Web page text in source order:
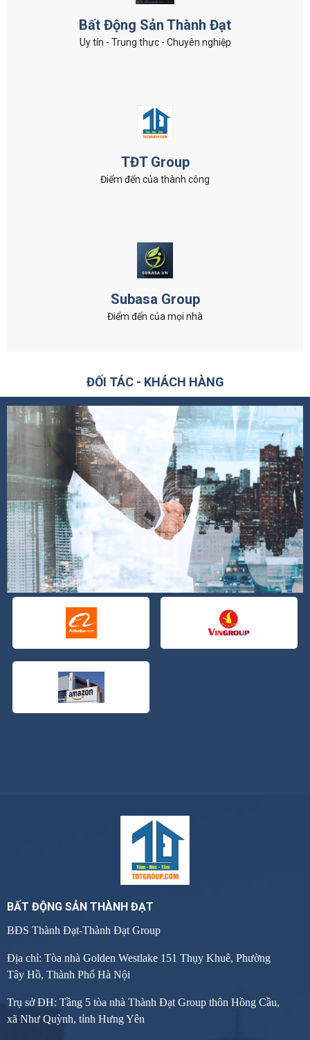
Bất Động Sản Thành Đạt
Uy tín - Trung thực - Chuyên nghiệp
TĐT Group
Điểm đến của thành công
Subasa Group
Điểm đến của mọi nhà
ĐỐI TÁC - KHÁCH HÀNG
BẤT ĐỘNG SẢN THÀNH ĐẠT
BĐS Thành Đạt-Thành Đạt Group
Địa chỉ: Tòa nhà Golden Westlake 151 Thụy Khuê, Phường
Tây Hồ, Thành Phố Hà Nội
Trụ sở ĐH: Tầng 5 tòa nhà Thành Đạt Group thôn Hồng Cầu,
xã Như Quỳnh, tỉnh Hưng Yên